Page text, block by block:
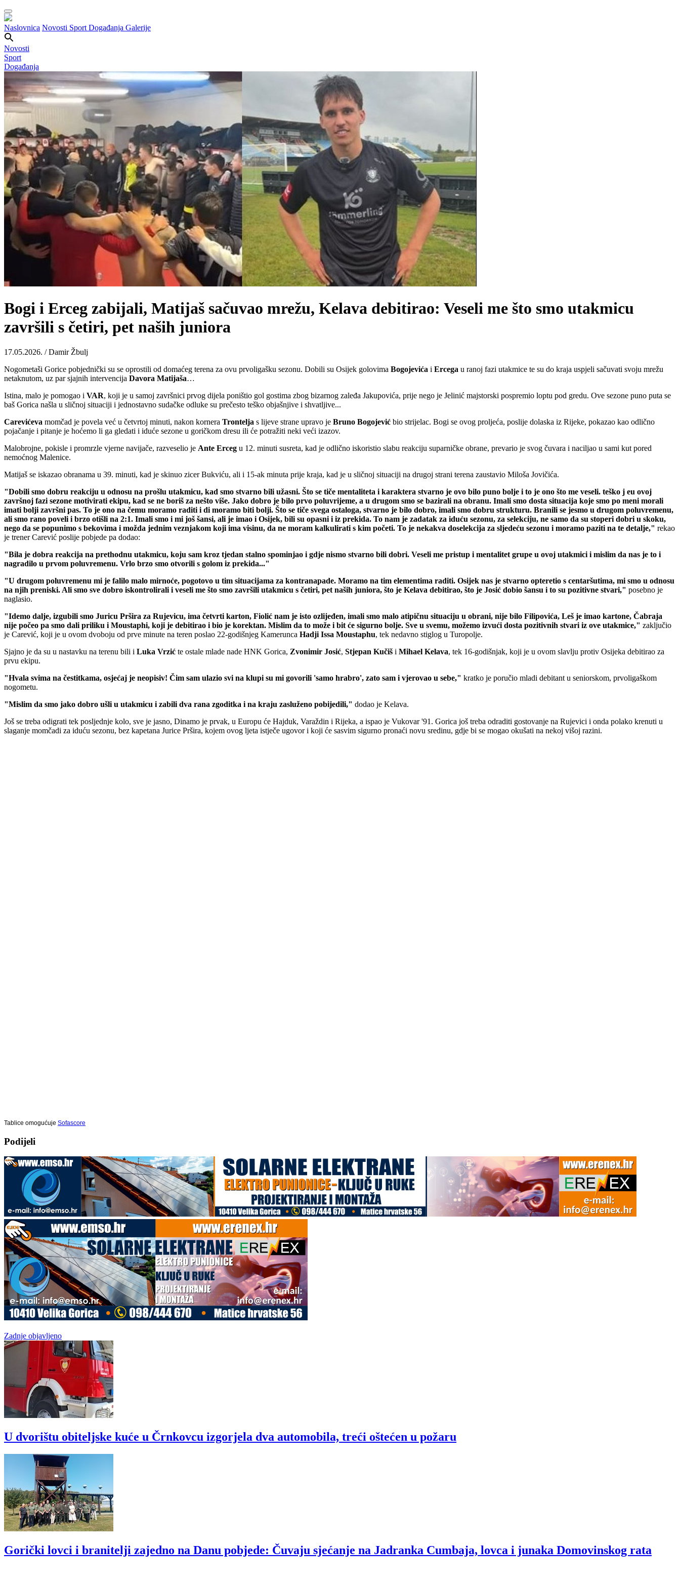
Naslovnica Novosti Sport Događanja Galerije
Novosti
Sport
Događanja
Bogi i Erceg zabijali, Matijaš sačuvao mrežu, Kelava debitirao: Veseli me što smo utakmicu
završili s četiri, pet naših juniora
17.05.2026. / Damir Žbulj
Nogometaši Gorice pobjednički su se oprostili od domaćeg terena za ovu prvoligašku sezonu. Dobili su Osijek golovima Bogojevića i Ercega u ranoj fazi utakmice te su do kraja uspjeli sačuvati svoju mrežu
netaknutom, uz par sjajnih intervencija Davora Matijaša…
Istina, malo je pomogao i VAR, koji je u samoj završnici prvog dijela poništio gol gostima zbog bizarnog zaleđa Jakupovića, prije nego je Jelinić majstorski pospremio loptu pod gredu. Ove sezone puno puta se
baš Gorica našla u sličnoj situaciji i jednostavno sudačke odluke su prečesto teško objašnjive i shvatljive...
Carevićeva momčad je povela već u četvrtoj minuti, nakon kornera Trontelja s lijeve strane upravo je Bruno Bogojević bio strijelac. Bogi se ovog proljeća, poslije dolaska iz Rijeke, pokazao kao odlično
pojačanje i pitanje je hoćemo li ga gledati i iduće sezone u goričkom dresu ili će potražiti neki veći izazov.
Malobrojne, pokisle i promrzle vjerne navijače, razveselio je Ante Erceg u 12. minuti susreta, kad je odlično iskoristio slabu reakciju suparničke obrane, prevario je svog čuvara i naciljao u sami kut pored
nemoćnog Malenice.
Matijaš se iskazao obranama u 39. minuti, kad je skinuo zicer Bukviću, ali i 15-ak minuta prije kraja, kad je u sličnoj situaciji na drugoj strani terena zaustavio Miloša Jovičića.
"Dobili smo dobru reakciju u odnosu na prošlu utakmicu, kad smo stvarno bili užasni. Što se tiče mentaliteta i karaktera stvarno je ovo bilo puno bolje i to je ono što me veseli. teško j eu ovoj
završnoj fazi sezone motivirati ekipu, kad se ne boriš za nešto više. Jako dobro je bilo prvo poluvrijeme, a u drugom smo se bazirali na obranu. Imali smo dosta situacija koje smo po meni morali
imati bolji završni pas. To je ono na čemu moramo raditi i di moramo biti bolji. Što se tiče svega ostaloga, stvarno je bilo dobro, imali smo dobru strukturu. Branili se jesmo u drugom poluvremenu,
ali smo rano poveli i brzo otišli na 2:1. Imali smo i mi još šansi, ali je imao i Osijek, bili su opasni i iz prekida. To nam je zadatak za iduću sezonu, za selekciju, ne samo da su stoperi dobri u skoku,
nego da se popunimo s bekovima i možda jednim veznjakom koji ima visinu, da ne moram kalkulirati s kim početi. To je nekakva doselekcija za sljedeću sezonu i moramo paziti na te detalje," rekao
je trener Carević poslije pobjede pa dodao:
"Bila je dobra reakcija na prethodnu utakmicu, koju sam kroz tjedan stalno spominjao i gdje nismo stvarno bili dobri. Veseli me pristup i mentalitet grupe u ovoj utakmici i mislim da nas je to i
nagradilo u prvom poluvremenu. Vrlo brzo smo otvorili s golom iz prekida..."
"U drugom poluvremenu mi je falilo malo mirnoće, pogotovo u tim situacijama za kontranapade. Moramo na tim elementima raditi. Osijek nas je stvarno opteretio s centaršutima, mi smo u odnosu
na njih preniski. Ali smo sve dobro iskontrolirali i veseli me što smo završili utakmicu s četiri, pet naših juniora, što je Kelava debitirao, što je Josić dobio šansu i to su pozitivne stvari," posebno je
naglasio.
"Idemo dalje, izgubili smo Juricu Pršira za Rujevicu, ima četvrti karton, Fiolić nam je isto ozlijeđen, imali smo malo atipičnu situaciju u obrani, nije bilo Filipovića, Leš je imao kartone, Čabraja
nije počeo pa smo dali priliku i Moustaphi, koji je debitirao i bio je korektan. Mislim da to može i bit će sigurno bolje. Sve u svemu, možemo izvući dosta pozitivnih stvari iz ove utakmice," zaključio
je Carević, koji je u ovom dvoboju od prve minute na teren poslao 22-godišnjeg Kamerunca Hadji Issa Moustaphu, tek nedavno stiglog u Turopolje.
Sjajno je da su u nastavku na terenu bili i Luka Vrzić te ostale mlade nade HNK Gorica, Zvonimir Josić, Stjepan Kučiš i Mihael Kelava, tek 16-godišnjak, koji je u ovom slavlju protiv Osijeka debitirao za
prvu ekipu.
"Hvala svima na čestitkama, osjećaj je neopisiv! Čim sam ulazio svi na klupi su mi govorili 'samo hrabro', zato sam i vjerovao u sebe," kratko je poručio mladi debitant u seniorskom, prvoligaškom
nogometu.
"Mislim da smo jako dobro ušli u utakmicu i zabili dva rana zgoditka i na kraju zasluženo pobijedili," dodao je Kelava.
Još se treba odigrati tek posljednje kolo, sve je jasno, Dinamo je prvak, u Europu će Hajduk, Varaždin i Rijeka, a ispao je Vukovar '91. Gorica još treba odraditi gostovanje na Rujevici i onda polako krenuti u
slaganje momčadi za iduću sezonu, bez kapetana Jurice Pršira, kojem ovog ljeta istječe ugovor i koji će sasvim sigurno pronaći novu sredinu, gdje bi se mogao okušati na nekoj višoj razini.
Tablice omogućuje Sofascore
Podijeli
Zadnje objavljeno
U dvorištu obiteljske kuće u Črnkovcu izgorjela dva automobila, treći oštećen u požaru
Gorički lovci i branitelji zajedno na Danu pobjede: Čuvaju sjećanje na Jadranka Cumbaja, lovca i junaka Domovinskog rata